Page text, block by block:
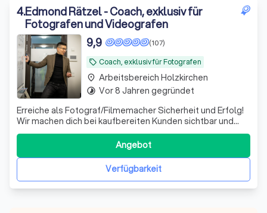
4.Edmond Rätzel - Coach, exklusiv für
Fotografen und Videografen
local_offer Coach, exklusiv für Fotografen
(107)
9,9
Erreiche als Fotograf/Filmemacher Sicherheit und Erfolg!
Wir machen dich bei kaufbereiten Kunden sichtbar und
helfen, deine Projekte und Umsätze zu steigern.
Verfügbarkeit
Angebot
place Arbeitsbereich Holzkirchen
timelapse Vor 8 Jahren gegründet